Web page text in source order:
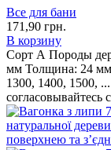
Все для бани
171,90 грн.
В корзину
Сорт А Породы
мм Толщина: 24
1300, 1400, 1500,
согласовывайтесь